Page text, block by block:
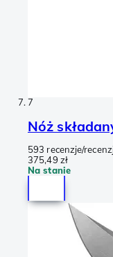
7
Nóż
593 recenzje/
375,49 zł
Na stanie